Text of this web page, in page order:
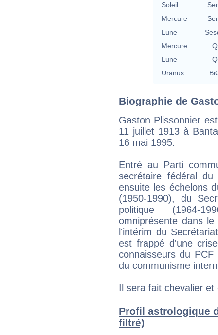
Soleil
Mercure
Lune
Mercure
Lune
Uranus
Biographie de
Gaston Plissonnier
11 juillet 1913 à
16 mai 1995.
Entré au Parti
secrétaire fédéral
ensuite les échelons
(1950-1990), du
politique (1964-
omniprésente dans
l'intérim du
est frappé d'une
connaisseurs du
du communisme
Il sera fait chevalier et
Profil astrologique
filtré)